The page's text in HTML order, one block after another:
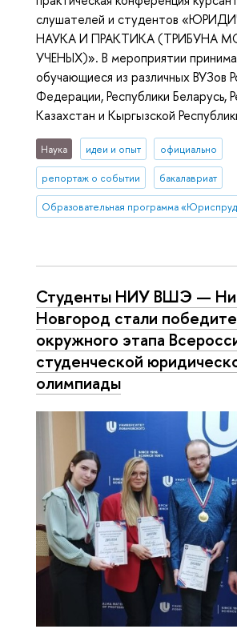
слушателей и студентов
НАУКА И ПРАКТИКА (ТРИБУНА
УЧЕНЫХ)». В мероприятии
обучающиеся из различных ВУЗов
Федерации, Республики Беларусь,
Казахстан и Кыргызской
Наука идеи и опыт официально
репортаж о событии бакалавриат
Образовательная программа
Студенты НИУ ВШЭ —
Новгород стали
окружного этапа
студенческой
олимпиады